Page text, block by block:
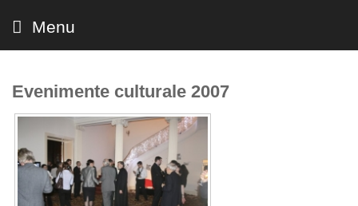
Menu
Evenimente culturale 2007